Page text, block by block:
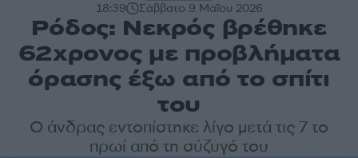
18:39 Σάββατο 9 Μαΐου 2026
Ρόδος: Νεκρός βρέθηκε
62χρονος με προβλήματα
όρασης έξω από το σπίτι
του
Ο άνδρας εντοπίστηκε λίγο μετά τις 7 το
πρωί από τη σύζυγό του